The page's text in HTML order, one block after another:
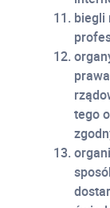
biegli
tego